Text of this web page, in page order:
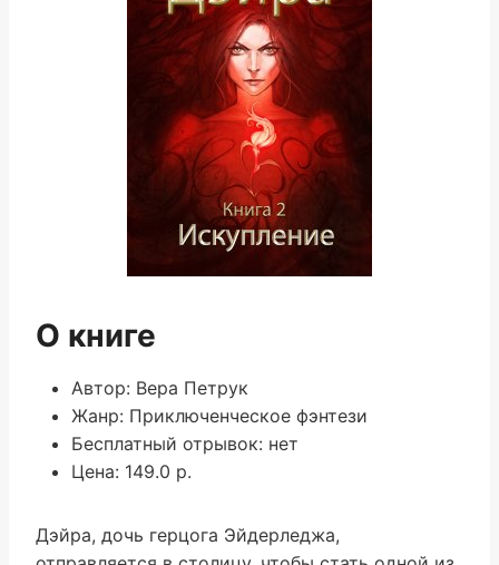
О книге
Автор: Вера Петрук
Жанр: Приключенческое фэнтези
Бесплатный отрывок: нет
Цена: 149.0 р.
Дэйра, дочь герцога Эйдерледжа,